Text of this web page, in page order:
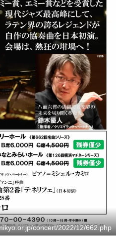
concert/2022/12/662.php